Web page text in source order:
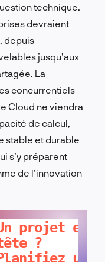
technique.
devraient
depuis
jusqu’aux
La
concurrentiels
Cloud ne viendra
de calcul,
stable et durable
s’y préparent
de l’innovation
projet en
?
un